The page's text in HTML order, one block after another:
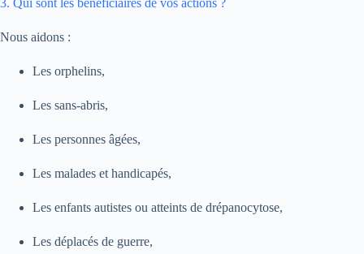
Nous aidons :
Les orphelins,
Les sans-abris,
Les personnes âgées,
Les malades et handicapés,
Les enfants autistes ou atteints de drépanocytose,
Les déplacés de guerre,